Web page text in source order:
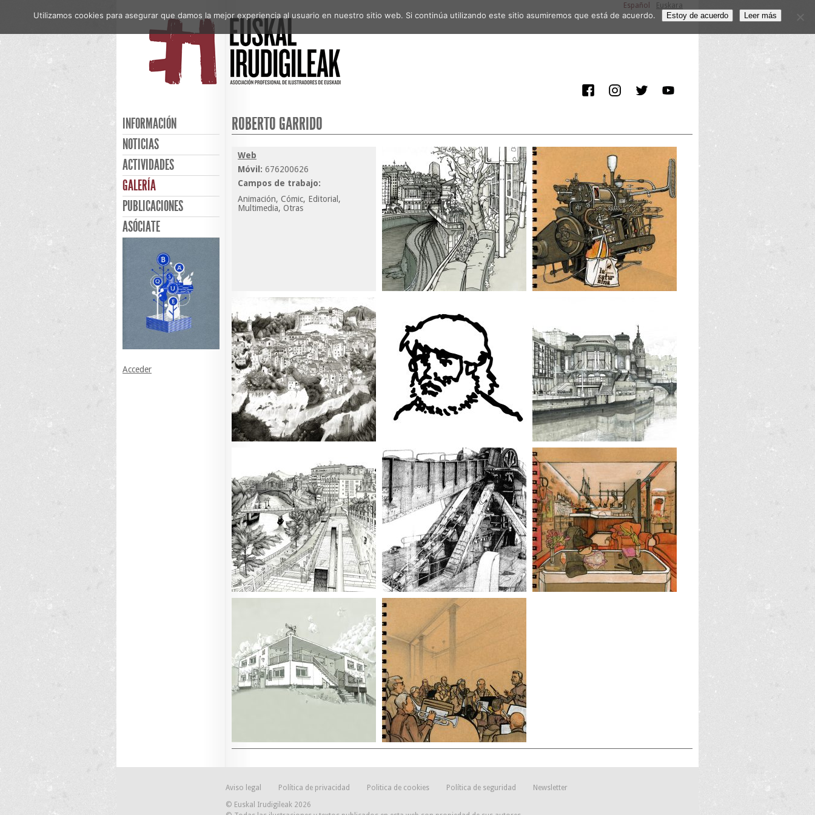
Español Euskara
INFORMACIÓN
NOTICIAS
ACTIVIDADES
GALERÍA
PUBLICACIONES
ASÓCIATE
Acceder
ROBERTO GARRIDO
Web
Móvil: 676200626
Campos de trabajo:
Animación, Cómic, Editorial,
Multimedia, Otras
Aviso legal Política de privacidad Politica de cookies Política de seguridad
Newsletter
© Euskal Irudigileak 2026
Utilizamos cookies para asegurar que damos la mejor experiencia al usuario en nuestro sitio web. Si continúa utilizando este sitio asumiremos que está de acuerdo. Estoy de acuerdo Leer más